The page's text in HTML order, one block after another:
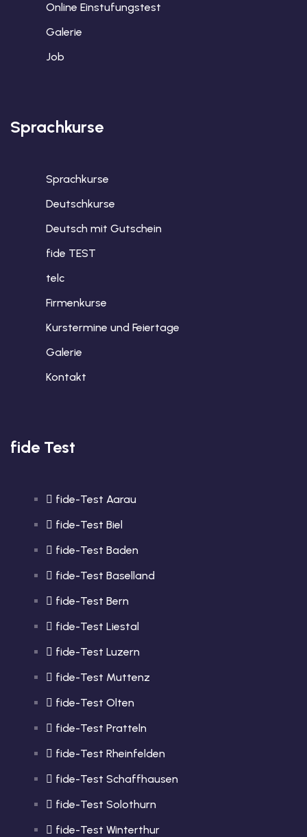
Online Einstufungstest
Galerie
Job
Sprachkurse
Sprachkurse
Deutschkurse
Deutsch mit Gutschein
fide TEST
telc
Firmenkurse
Kurstermine und Feiertage
Galerie
Kontakt
fide Test
fide-Test Aarau
fide-Test Biel
fide-Test Baden
fide-Test Baselland
fide-Test Bern
fide-Test Liestal
fide-Test Luzern
fide-Test Muttenz
fide-Test Olten
fide-Test Pratteln
fide-Test Rheinfelden
fide-Test Schaffhausen
fide-Test Solothurn
fide-Test Winterthur